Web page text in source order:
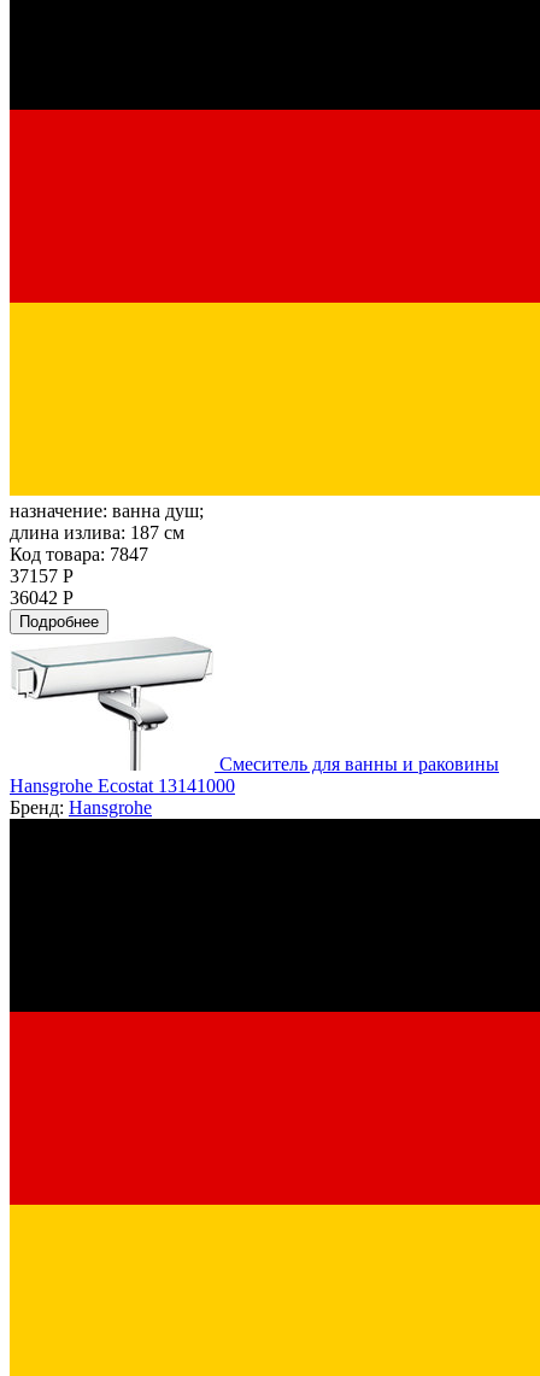
назначение: ванна душ;
длина излива: 187 см
Код товара: 7847
37157 Р
36042 Р
Подробнее
Смеситель для ванны и раковины
Hansgrohe Ecostat 13141000
Бренд: Hansgrohe